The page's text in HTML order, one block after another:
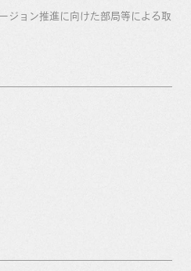
ジョン推進に向けた部局等による取